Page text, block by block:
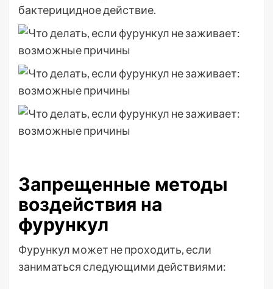
бактерицидное действие.
Запрещенные методы
воздействия на
фурункул
Фурункул может не проходить, если
заниматься следующими действиями: